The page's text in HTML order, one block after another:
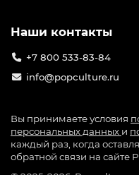
Наши контакты
+7 800 533-83-84
info@popculture.ru
Вы принимаете условия
персональных данных и
каждый раз, когда
обратной связи на сайте